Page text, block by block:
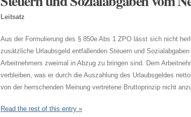
Leitsatz
Aus der Formulierung des § 850e Abs 1 ZPO lässt sich nicht
zusätzliche Urlaubsgeld entfallenden Steuern und
Arbeitnehmers zweimal in Abzug zu bringen sind. Dem
verbleiben, was er durch die Auszahlung des Urlaubsgeldes
von der herrschenden Meinung vertretene Bruttoprinzip nicht
Read the rest of this entry »